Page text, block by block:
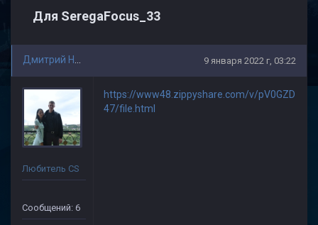
Для SeregaFocus_33
9 января 2022 г, 03:22
Любитель CS
Сообщений: 6
https://www48.zippyshare.com/v/pV0GZD
47/file.html